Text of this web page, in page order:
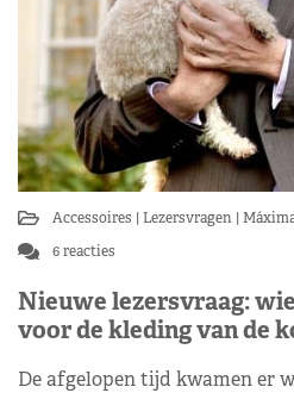
Accessoires Lezersvragen
6 reacties
Nieuwe lezersvraag:
voor de kleding van de
De afgelopen tijd kwamen er